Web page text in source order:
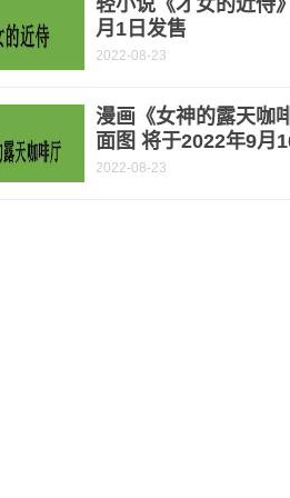
轻小说《才女的近侍
月1日发售
2022-08-23
漫画《女神的露天咖
面图 将于2022年9月
2022-08-23